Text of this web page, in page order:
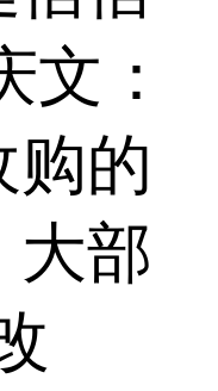
文：
购的
大部